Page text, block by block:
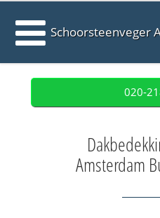
Schoorsteenveger
020-
Amsterdam